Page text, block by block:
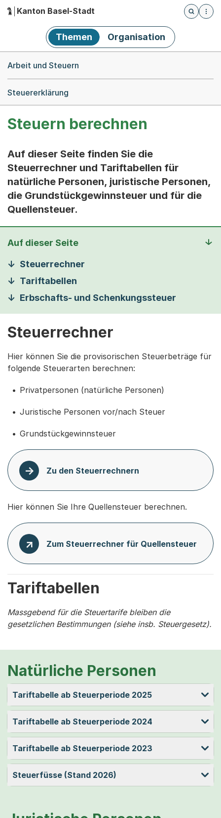
Hauptnavigation
Kanton Basel-Stadt
Öffnet
Themen Organisation
Arbeit und Steuern
Steuererklärung
Steuern berechnen
Auf dieser Seite finden Sie die
Steuerrechner und Tariftabellen für
natürliche Personen, juristische Personen,
die Grundstückgewinnsteuer und für die
Quellensteuer.
Auf dieser Seite
Steuerrechner
Tariftabellen
Erbschafts- und Schenkungssteuer
Steuerrechner
Hier können Sie die provisorischen Steuerbeträge für
folgende Steuerarten berechnen:
Privatpersonen (natürliche Personen)
Juristische Personen vor/nach Steuer
Grundstückgewinnsteuer
Zu den Steuerrechnern
Hier können Sie Ihre Quellensteuer berechnen.
Zum Steuerrechner für Quellensteuer
Tariftabellen
Massgebend für die Steuertarife bleiben die
gesetzlichen Bestimmungen (siehe insb. Steuergesetz).
Natürliche Personen
Tariftabelle ab Steuerperiode 2025
Tariftabelle ab Steuerperiode 2024
Tariftabelle ab Steuerperiode 2023
Steuerfüsse (Stand 2026)